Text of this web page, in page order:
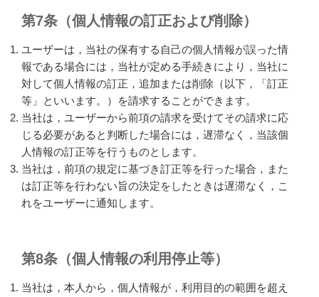
第7条（個人情報の訂正および削除）
ユーザーは，当社の保有する自己の個人情報が誤った情
報である場合には，当社が定める手続きにより，当社に
対して個人情報の訂正，追加または削除（以下，「訂正
等」といいます。）を請求することができます。
当社は，ユーザーから前項の請求を受けてその請求に応
じる必要があると判断した場合には，遅滞なく，当該個
人情報の訂正等を行うものとします。
当社は，前項の規定に基づき訂正等を行った場合，また
は訂正等を行わない旨の決定をしたときは遅滞なく，こ
れをユーザーに通知します。
第8条（個人情報の利用停止等）
当社は，本人から，個人情報が，利用目的の範囲を超え